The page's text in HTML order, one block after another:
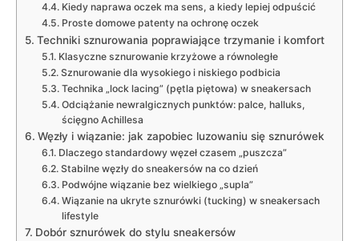
Kiedy naprawa oczek ma sens, a kiedy lepiej odpuścić
Proste domowe patenty na ochronę oczek
Techniki sznurowania poprawiające trzymanie i komfort
Klasyczne sznurowanie krzyżowe a równoległe
Sznurowanie dla wysokiego i niskiego podbicia
Technika „lock lacing” (pętla piętowa) w sneakersach
Odciążanie newralgicznych punktów: palce, halluks,
ścięgno Achillesa
Węzły i wiązanie: jak zapobiec luzowaniu się sznurówek
Dlaczego standardowy węzeł czasem „puszcza”
Stabilne węzły do sneakersów na co dzień
Podwójne wiązanie bez wielkiego „supla”
Wiązanie na ukryte sznurówki (tucking) w sneakersach
lifestyle
Dobór sznurówek do stylu sneakersów